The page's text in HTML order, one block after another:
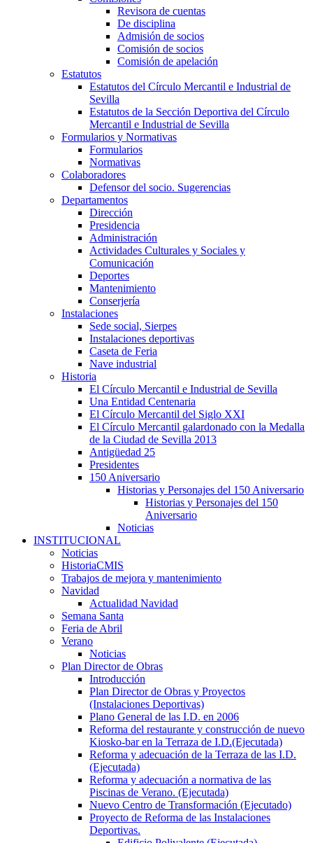
Revisora de cuentas
De disciplina
Admisión de socios
Comisión de socios
Comisión de apelación
Estatutos
Estatutos del Círculo Mercantil e Industrial de
Sevilla
Estatutos de la Sección Deportiva del Círculo
Mercantil e Industrial de Sevilla
Formularios y Normativas
Formularios
Normativas
Colaboradores
Defensor del socio. Sugerencias
Departamentos
Dirección
Presidencia
Administración
Actividades Culturales y Sociales y
Comunicación
Deportes
Mantenimiento
Conserjería
Instalaciones
Sede social, Sierpes
Instalaciones deportivas
Caseta de Feria
Nave industrial
Historia
El Círculo Mercantil e Industrial de Sevilla
Una Entidad Centenaria
El Círculo Mercantil del Siglo XXI
El Círculo Mercantil galardonado con la Medalla
de la Ciudad de Sevilla 2013
Antigüedad 25
Presidentes
150 Aniversario
Historias y Personajes del 150 Aniversario
Historias y Personajes del 150
Aniversario
Noticias
INSTITUCIONAL
Noticias
HistoriaCMIS
Trabajos de mejora y mantenimiento
Navidad
Actualidad Navidad
Semana Santa
Feria de Abril
Verano
Noticias
Plan Director de Obras
Introducción
Plan Director de Obras y Proyectos
(Instalaciones Deportivas)
Plano General de las I.D. en 2006
Reforma del restaurante y construcción de nuevo
Kiosko-bar en la Terraza de I.D.(Ejecutada)
Reforma y adecuación de la Terraza de las I.D.
(Ejecutada)
Reforma y adecuación a normativa de las
Piscinas de Verano. (Ejecutada)
Nuevo Centro de Transformación (Ejecutado)
Proyecto de Reforma de las Instalaciones
Deportivas.